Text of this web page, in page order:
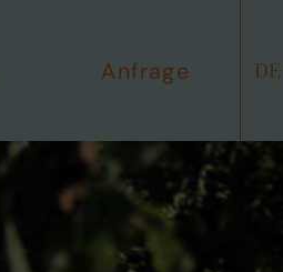
Anfrage DE